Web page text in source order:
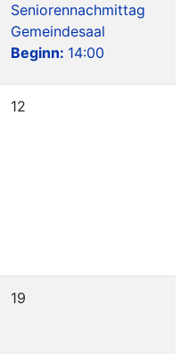
Seniorennachmittag
Gemeindesaal
Beginn: 14:00
12
19